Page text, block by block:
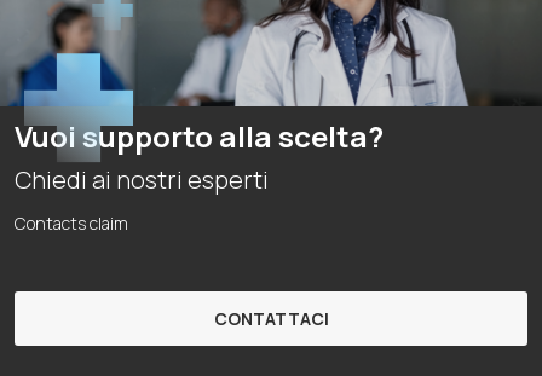
Vuoi supporto alla scelta?
Chiedi ai nostri esperti
Contacts claim
CONTATTACI